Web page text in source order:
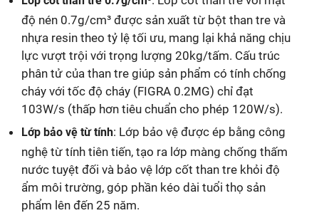
độ nén 0.7g/cm³ được sản xuất từ bột than tre và
nhựa resin theo tỷ lệ tối ưu, mang lại khả năng chịu
lực vượt trội với trọng lượng 20kg/tấm. Cấu trúc
phân tử của than tre giúp sản phẩm có tính chống
cháy với tốc độ cháy (FIGRA 0.2MG) chỉ đạt
103W/s (thấp hơn tiêu chuẩn cho phép 120W/s).
Lớp bảo vệ từ tính: Lớp bảo vệ được ép bằng công
nghệ từ tính tiên tiến, tạo ra lớp màng chống thấm
nước tuyệt đối và bảo vệ lớp cốt than tre khỏi độ
ẩm môi trường, góp phần kéo dài tuổi thọ sản
phẩm lên đến 25 năm.